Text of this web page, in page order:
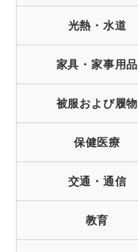
光熱・水道
家具・家事用品
被服および履物
保健医療
交通・通信
教育